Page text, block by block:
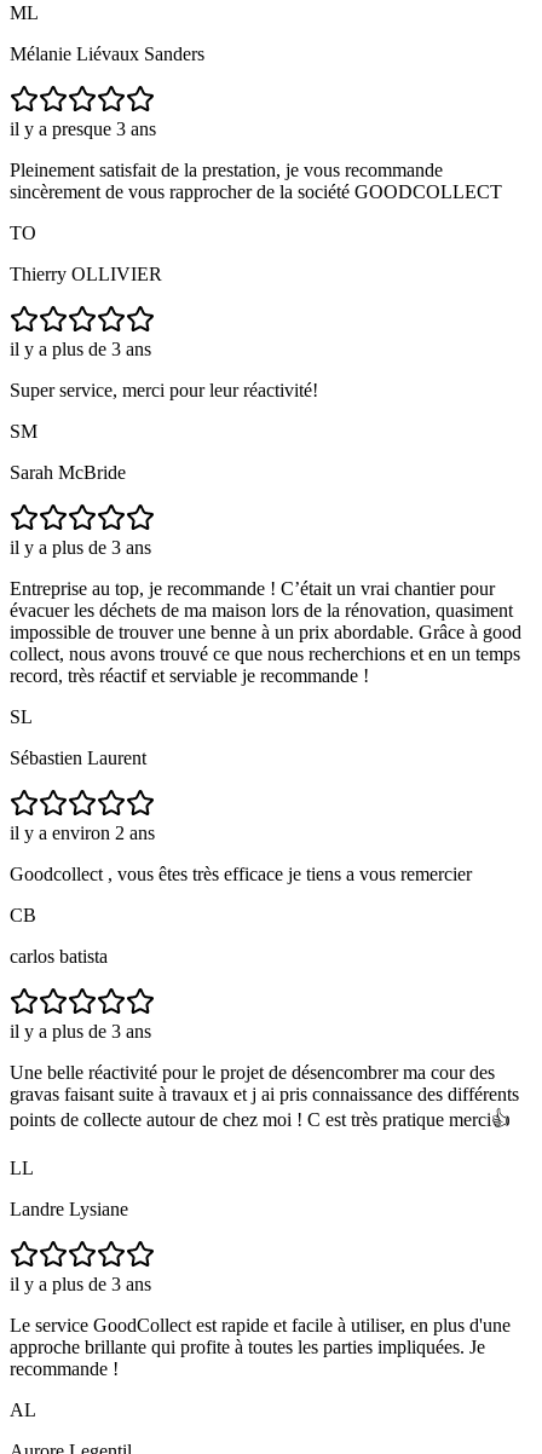
ML
Mélanie Liévaux Sanders
il y a presque 3 ans
Pleinement satisfait de la prestation, je vous recommande
sincèrement de vous rapprocher de la société GOODCOLLECT
TO
Thierry OLLIVIER
il y a plus de 3 ans
Super service, merci pour leur réactivité!
SM
Sarah McBride
il y a plus de 3 ans
Entreprise au top, je recommande ! C’était un vrai chantier pour
évacuer les déchets de ma maison lors de la rénovation, quasiment
impossible de trouver une benne à un prix abordable. Grâce à good
collect, nous avons trouvé ce que nous recherchions et en un temps
record, très réactif et serviable je recommande !
SL
Sébastien Laurent
il y a environ 2 ans
Goodcollect , vous êtes très efficace je tiens a vous remercier
CB
carlos batista
il y a plus de 3 ans
Une belle réactivité pour le projet de désencombrer ma cour des
gravas faisant suite à travaux et j ai pris connaissance des différents
points de collecte autour de chez moi ! C est très pratique merci👍
LL
Landre Lysiane
il y a plus de 3 ans
Le service GoodCollect est rapide et facile à utiliser, en plus d'une
approche brillante qui profite à toutes les parties impliquées. Je
recommande !
AL